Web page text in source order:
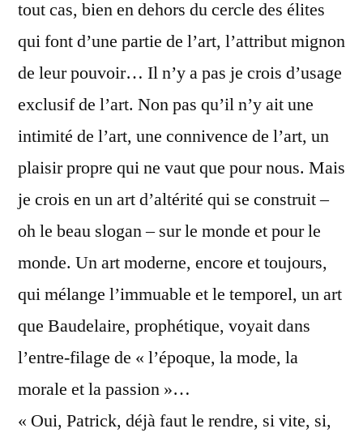
tout cas, bien en dehors du cercle des élites
qui font d’une partie de l’art, l’attribut mignon
de leur pouvoir… Il n’y a pas je crois d’usage
exclusif de l’art. Non pas qu’il n’y ait une
intimité de l’art, une connivence de l’art, un
plaisir propre qui ne vaut que pour nous. Mais
je crois en un art d’altérité qui se construit –
oh le beau slogan – sur le monde et pour le
monde. Un art moderne, encore et toujours,
qui mélange l’immuable et le temporel, un art
que Baudelaire, prophétique, voyait dans
l’entre-filage de « l’époque, la mode, la
morale et la passion »…
« Oui, Patrick, déjà faut le rendre, si vite, si,